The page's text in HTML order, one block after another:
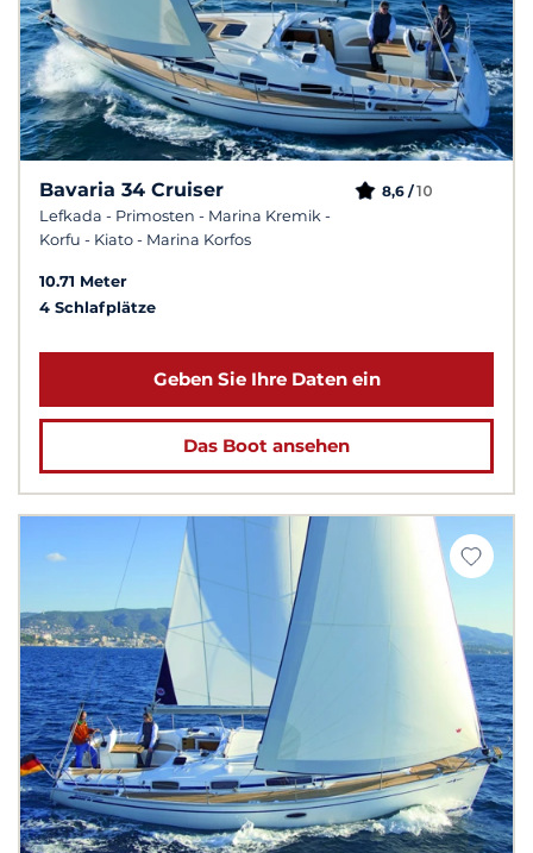
Bavaria 34 Cruiser
Lefkada - Primosten - Marina Kremik -
Korfu - Kiato - Marina Korfos
8,6 /10
10.71 Meter
4 Schlafplätze
Geben Sie Ihre Daten ein
Das Boot ansehen